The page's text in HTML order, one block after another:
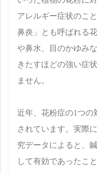
アレルギー症状のこ
鼻炎」とも呼ばれる
や鼻水、目のかゆみ
きたすほどの強い症
ません。
近年、花粉症の1つの
されています。実際
究データによると、
して有効であったこ